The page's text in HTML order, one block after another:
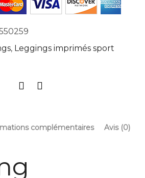
, Leggings imprimés sport
complémentaires Avis (0)